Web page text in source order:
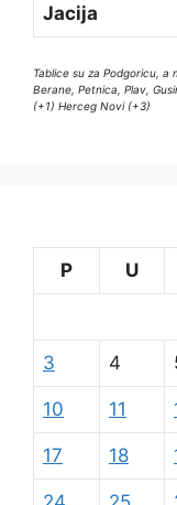
Jacija
Tablice su za Podgoricu, a
Berane, Petnica, Plav,
(+1) Herceg Novi (+3)
P
U
3 4
10 11
17 18